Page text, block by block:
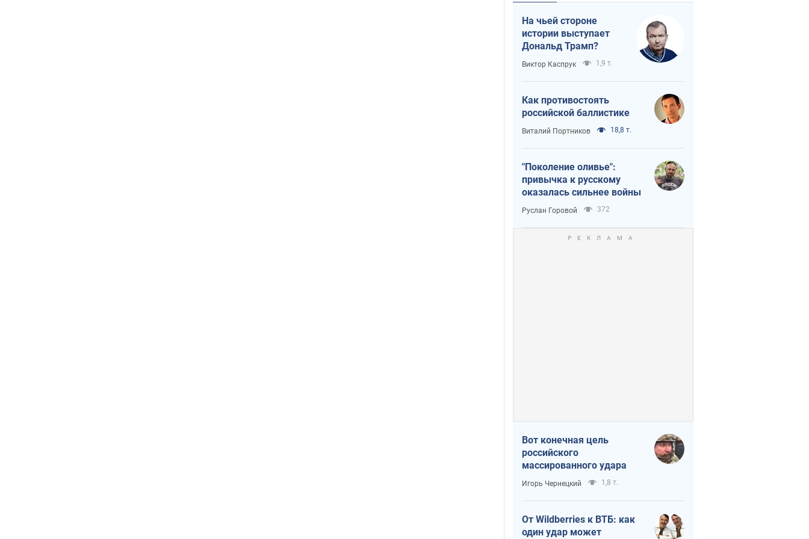
На чьей стороне
истории выступает
Дональд Трамп?
Виктор Каспрук 1,9 т.
Как противостоять
российской баллистике
Виталий Портников 18,8 т.
"Поколение оливье":
привычка к русскому
оказалась сильнее войны
Руслан Горовой 372
Вот конечная цель
российского
массированного удара
Игорь Чернецкий 1,8 т.
От Wildberries к ВТБ: как
один удар может